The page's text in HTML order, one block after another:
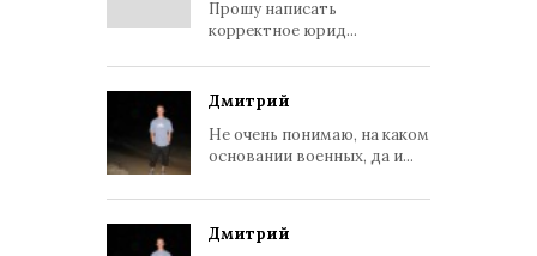
Прошу написать
корректное юрид...
Дмитрий
Не очень понимаю, на каком
основании военных, да и...
Дмитрий